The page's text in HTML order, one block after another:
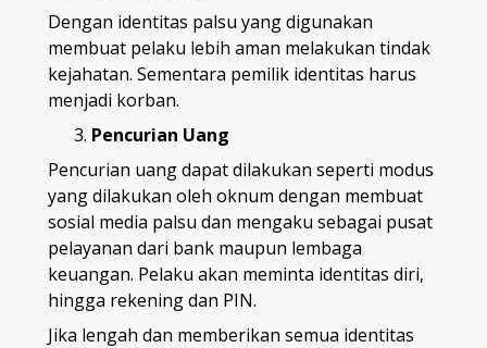
Dengan identitas palsu yang digunakan
membuat pelaku lebih aman melakukan tindak
kejahatan. Sementara pemilik identitas harus
menjadi korban.
Pencurian Uang
Pencurian uang dapat dilakukan seperti modus
yang dilakukan oleh oknum dengan membuat
sosial media palsu dan mengaku sebagai pusat
pelayanan dari bank maupun lembaga
keuangan. Pelaku akan meminta identitas diri,
hingga rekening dan PIN.
Jika lengah dan memberikan semua identitas